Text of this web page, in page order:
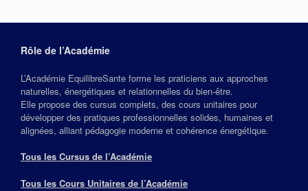
Rôle de l’Académie
L’Académie EquilibreSante forme les praticiens aux approches
naturelles, énergétiques et relationnelles du bien‑être.
Elle propose des cursus complets, des cours unitaires pour
développer des pratiques professionnelles solides, humaines et
alignées, alliant pédagogie moderne et cohérence énergétique.
Tous les Cursus de l’Académie
Tous les Cours Unitaires de l’Académie